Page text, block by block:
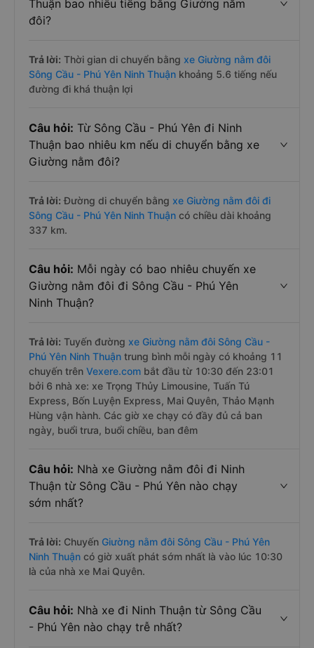
Thuận bao nhiêu tiếng bằng Giường nằm
đôi?
Trả lời: Thời gian di chuyển bằng xe Giường nằm đôi
Sông Cầu - Phú Yên Ninh Thuận khoảng 5.6 tiếng nếu
đường đi khá thuận lợi
Câu hỏi: Từ Sông Cầu - Phú Yên đi Ninh
Thuận bao nhiêu km nếu di chuyển bằng xe
Giường nằm đôi?
Trả lời: Đường di chuyển bằng xe Giường nằm đôi đi
Sông Cầu - Phú Yên Ninh Thuận có chiều dài khoảng
337 km.
Câu hỏi: Mỗi ngày có bao nhiêu chuyến xe
Giường nằm đôi đi Sông Cầu - Phú Yên
Ninh Thuận?
Trả lời: Tuyến đường xe Giường nằm đôi Sông Cầu -
Phú Yên Ninh Thuận trung bình mỗi ngày có khoảng 11
chuyến trên Vexere.com bắt đầu từ 10:30 đến 23:01
bởi 6 nhà xe: xe Trọng Thủy Limousine, Tuấn Tú
Express, Bốn Luyện Express, Mai Quyên, Thảo Mạnh
Hùng vận hành. Các giờ xe chạy có đầy đủ cả ban
ngày, buổi trưa, buổi chiều, ban đêm
Câu hỏi: Nhà xe Giường nằm đôi đi Ninh
Thuận từ Sông Cầu - Phú Yên nào chạy
sớm nhất?
Trả lời: Chuyến Giường nằm đôi Sông Cầu - Phú Yên
Ninh Thuận có giờ xuất phát sớm nhất là vào lúc 10:30
là của nhà xe Mai Quyên.
Câu hỏi: Nhà xe đi Ninh Thuận từ Sông Cầu
- Phú Yên nào chạy trễ nhất?